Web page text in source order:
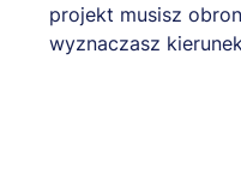
projekt musisz
wyznaczasz